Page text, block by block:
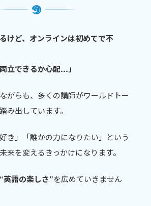
けど、オンラインは初めてで不
立できるか心配…」
がらも、多くの講師がワールドトー
み出しています。
き」「誰かの力になりたい」という
来を変えるきっかけになります。
“英語の楽しさ”を広めていきません